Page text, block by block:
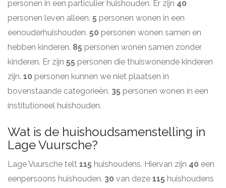
personen in een particulier huishouden. Er zijn 40
personen leven alleen. 5 personen wonen in een
eenouderhuishouden. 50 personen wonen samen en
hebben kinderen. 85 personen wonen samen zonder
kinderen. Er zijn 55 personen die thuiswonende kinderen
zijn. 10 personen kunnen we niet plaatsen in
bovenstaande categorieën. 35 personen wonen in een
institutioneel huishouden.
Wat is de huishoudsamenstelling in
Lage Vuursche?
Lage Vuursche telt 115 huishoudens. Hiervan zijn 40 een
eenpersoons huishouden. 30 van deze 115 huishoudens